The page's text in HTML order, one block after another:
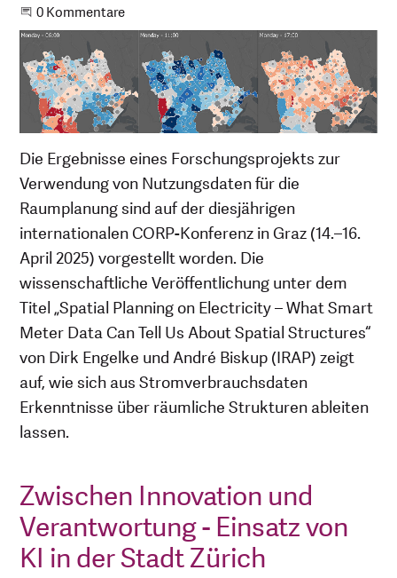
Beginne eine Unterhaltung
0 Kommentare
Die Ergebnisse eines Forschungsprojekts zur
Verwendung von Nutzungsdaten für die
Raumplanung sind auf der diesjährigen
internationalen CORP-Konferenz in Graz (14.–16.
April 2025) vorgestellt worden. Die
wissenschaftliche Veröffentlichung unter dem
Titel „Spatial Planning on Electricity – What Smart
Meter Data Can Tell Us About Spatial Structures“
von Dirk Engelke und André Biskup (IRAP) zeigt
auf, wie sich aus Stromverbrauchsdaten
Erkenntnisse über räumliche Strukturen ableiten
lassen.
Zwischen Innovation und
Verantwortung - Einsatz von
KI in der Stadt Zürich